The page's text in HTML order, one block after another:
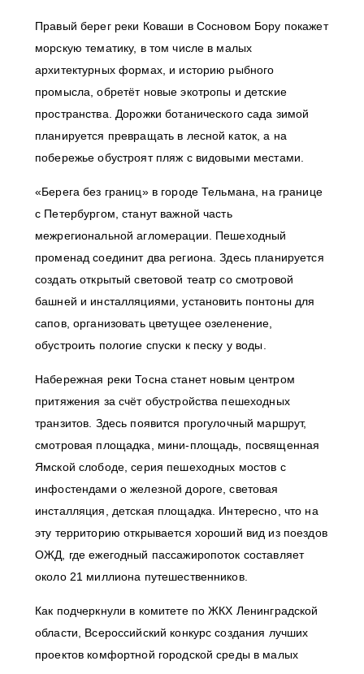
Правый берег реки Коваши в Сосновом Бору покажет
морскую тематику, в том числе в малых
архитектурных формах, и историю рыбного
промысла, обретёт новые экотропы и детские
пространства. Дорожки ботанического сада зимой
планируется превращать в лесной каток, а на
побережье обустроят пляж с видовыми местами.
«Берега без границ» в городе Тельмана, на границе
с Петербургом, станут важной часть
межрегиональной агломерации. Пешеходный
променад соединит два региона. Здесь планируется
создать открытый световой театр со смотровой
башней и инсталляциями, установить понтоны для
сапов, организовать цветущее озеленение,
обустроить пологие спуски к песку у воды.
Набережная реки Тосна станет новым центром
притяжения за счёт обустройства пешеходных
транзитов. Здесь появится прогулочный маршрут,
смотровая площадка, мини-площадь, посвященная
Ямской слободе, серия пешеходных мостов с
инфостендами о железной дороге, световая
инсталляция, детская площадка. Интересно, что на
эту территорию открывается хороший вид из поездов
ОЖД, где ежегодный пассажиропоток составляет
около 21 миллиона путешественников.
Как подчеркнули в комитете по ЖКХ Ленинградской
области, Всероссийский конкурс создания лучших
проектов комфортной городской среды в малых